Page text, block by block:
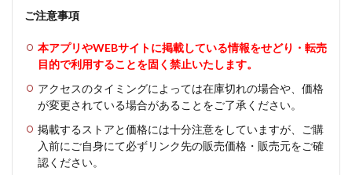
ご注意事項
本アプリやWEBサイトに掲載している情報をせどり・転売
目的で利用することを固く禁止いたします。
アクセスのタイミングによっては在庫切れの場合や、価格
が変更されている場合があることをご了承ください。
掲載するストアと価格には十分注意をしていますが、ご購
入前にご自身にて必ずリンク先の販売価格・販売元をご確
認ください。